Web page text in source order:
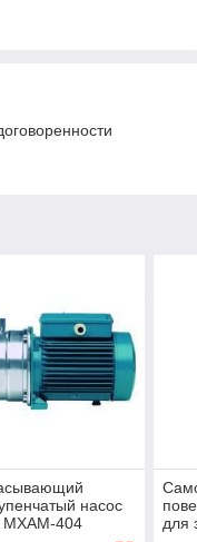
насос
404
для